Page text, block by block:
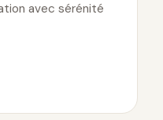
avec sérénité